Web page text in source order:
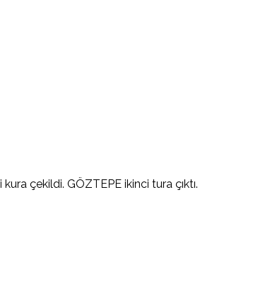
çekildi. GÖZTEPE ikinci tura çıktı.